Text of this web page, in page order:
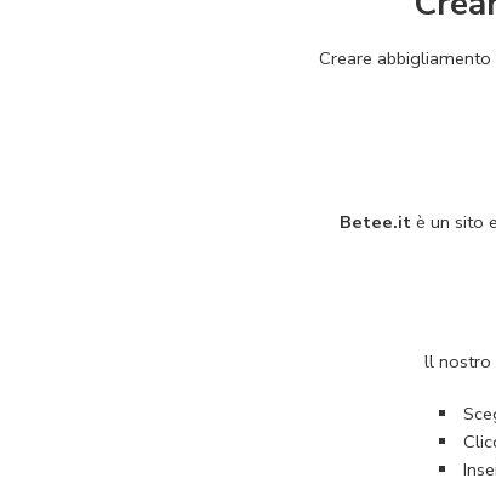
Creare
Betee.itè un sito
ll nostro